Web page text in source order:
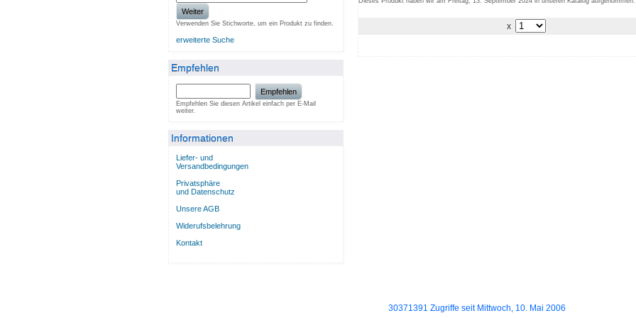
Weiter
Verwenden Sie Stichworte, um ein Produkt zu finden.
erweiterte Suche
Empfehlen
Empfehlen
Empfehlen Sie diesen Artikel einfach per E-Mail
weiter.
Informationen
Liefer- und
Versandbedingungen
Privatsphäre
und Datenschutz
Unsere AGB
Widerufsbelehrung
Kontakt
x
30371391 Zugriffe seit Mittwoch, 10. Mai 2006